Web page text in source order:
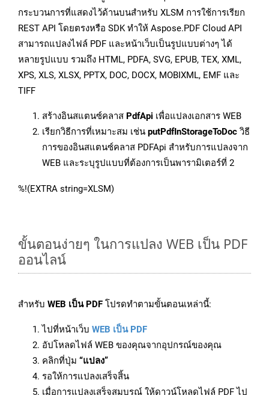
กระบวนการที่แสดงไว้ด้านบนสำหรับ XLSM การใช้การเรียก
REST API โดยตรงหรือ SDK ทำให้ Aspose.PDF Cloud API
สามารถแปลงไฟล์ PDF และหน้าเว็บเป็นรูปแบบต่างๆ ได้
หลายรูปแบบ รวมถึง HTML, PDFA, SVG, EPUB, TEX, XML,
XPS, XLS, XLSX, PPTX, DOC, DOCX, MOBIXML, EMF และ
TIFF
สร้างอินสแตนซ์คลาส PdfApi เพื่อแปลงเอกสาร WEB
เรียกวิธีการที่เหมาะสม เช่น putPdfInStorageToDoc วิธี
การของอินสแตนซ์คลาส PDFApi สำหรับการแปลงจาก
WEB และระบุรูปแบบที่ต้องการเป็นพารามิเตอร์ที่ 2
%!(EXTRA string=XLSM)
ขั้นตอนง่ายๆ ในการแปลง WEB เป็น PDF
ออนไลน์
สำหรับ WEB เป็น PDF โปรดทำตามขั้นตอนเหล่านี้:
ไปที่หน้าเว็บ WEB เป็น PDF
อัปโหลดไฟล์ WEB ของคุณจากอุปกรณ์ของคุณ
คลิกที่ปุ่ม “แปลง”
รอให้การแปลงเสร็จสิ้น
เมื่อการแปลงเสร็จสมบูรณ์ ให้ดาวน์โหลดไฟล์ PDF ไป